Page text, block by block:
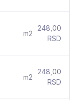
m2
248,00
RSD
m2
248,00
RSD